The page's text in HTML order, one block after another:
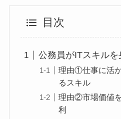
目次
公務員がITスキル
理由①仕事に活
るスキル
理由②市場価値
利